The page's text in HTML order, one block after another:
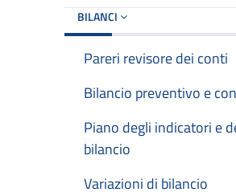
BILANCI
Pareri revisore dei conti
Bilancio preventivo e
Piano degli indicatori e
bilancio
Variazioni di bilancio